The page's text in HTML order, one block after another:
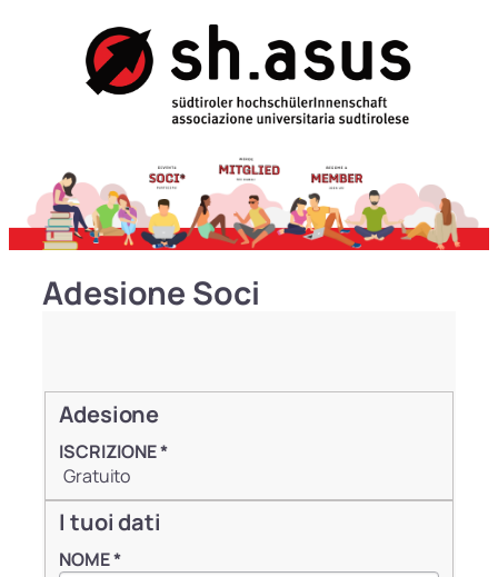
contenuto
Adesione Soci
Adesione
ISCRIZIONE*
Gratuito
I tuoi dati
NOME*